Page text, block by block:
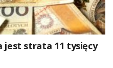
jest strata 11 tysięcy